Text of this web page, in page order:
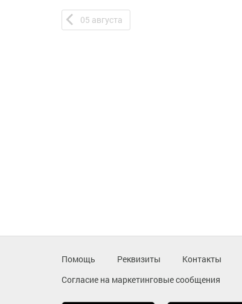
05 августа
Помощь Реквизиты Контакты
Согласие на маркетинговые сообщения